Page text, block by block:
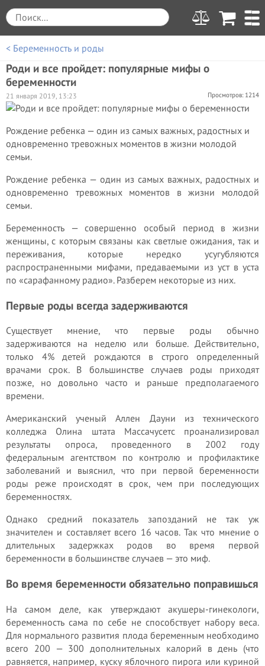
< Беременность и роды
Роди и все пройдет: популярные мифы о
беременности
Просмотров: 1214
21 января 2019, 13:23
Рождение ребенка — один из самых важных, радостных и
одновременно тревожных моментов в жизни молодой
семьи.
Рождение ребенка — один из самых важных, радостных и
одновременно тревожных моментов в жизни молодой
семьи.
Беременность — совершенно особый период в жизни
женщины, с которым связаны как светлые ожидания, так и
переживания, которые нередко усугубляются
распространенными мифами, предаваемыми из уст в уста
по «сарафанному радио». Разберем некоторые из них.
Первые роды всегда задерживаются
Существует мнение, что первые роды обычно
задерживаются на неделю или больше. Действительно,
только 4% детей рождаются в строго определенный
врачами срок. В большинстве случаев роды приходят
позже, но довольно часто и раньше предполагаемого
времени.
Американский ученый Аллен Дауни из технического
колледжа Олина штата Массачусетс проанализировал
результаты опроса, проведенного в 2002 году
федеральным агентством по контролю и профилактике
заболеваний и выяснил, что при первой беременности
роды реже происходят в срок, чем при последующих
беременностях.
Однако средний показатель запозданий не так уж
значителен и составляет всего 16 часов. Так что мнение о
длительных задержках родов во время первой
беременности в большинстве случаев — это миф.
Во время беременности обязательно поправишься
На самом деле, как утверждают акушеры-гинекологи,
беременность сама по себе не способствует набору веса.
Для нормального развития плода беременным необходимо
всего 200 — 300 дополнительных калорий в день (что
равняется, например, куску яблочного пирога или куриной